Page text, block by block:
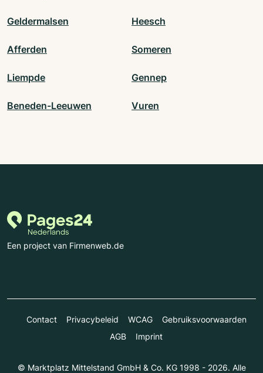
Geldermalsen Heesch
Afferden Someren
Liempde Gennep
Beneden-Leeuwen Vuren
Een project van Firmenweb.de
Contact Privacybeleid WCAG
Gebruiksvoorwaarden
AGB
Imprint
© Marktplatz Mittelstand GmbH & Co. KG 1998 - 2026. Alle